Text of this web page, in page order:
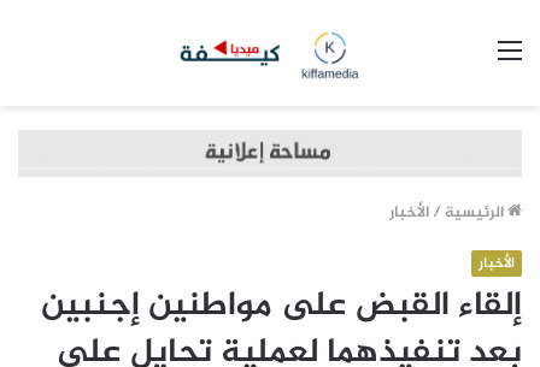
الرئيسية /الأخبار
الأخبار
إلقاء القبض على مواطنين إجنبين
بعد تنفيذهما لعملية تحايل على